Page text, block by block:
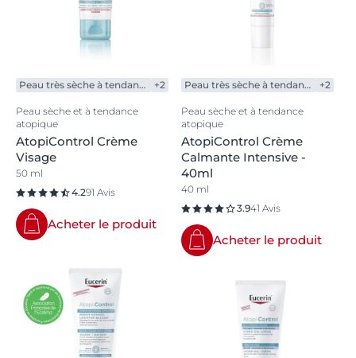
Peau très sèche à tendance atopique +2
Peau sèche et à tendance
atopique
AtopiControl Crème
Visage
50 ml
4.291 Avis
Acheter le produit
Peau très sèche à tendance atopique +2
Peau sèche et à tendance
atopique
AtopiControl Crème
Calmante Intensive -
40ml
40 ml
3.941 Avis
Acheter le produit